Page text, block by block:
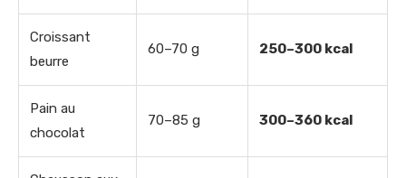
Croissant
beurre
60–70 g 250–300 kcal
Pain au
chocolat
70–85 g 300–360 kcal